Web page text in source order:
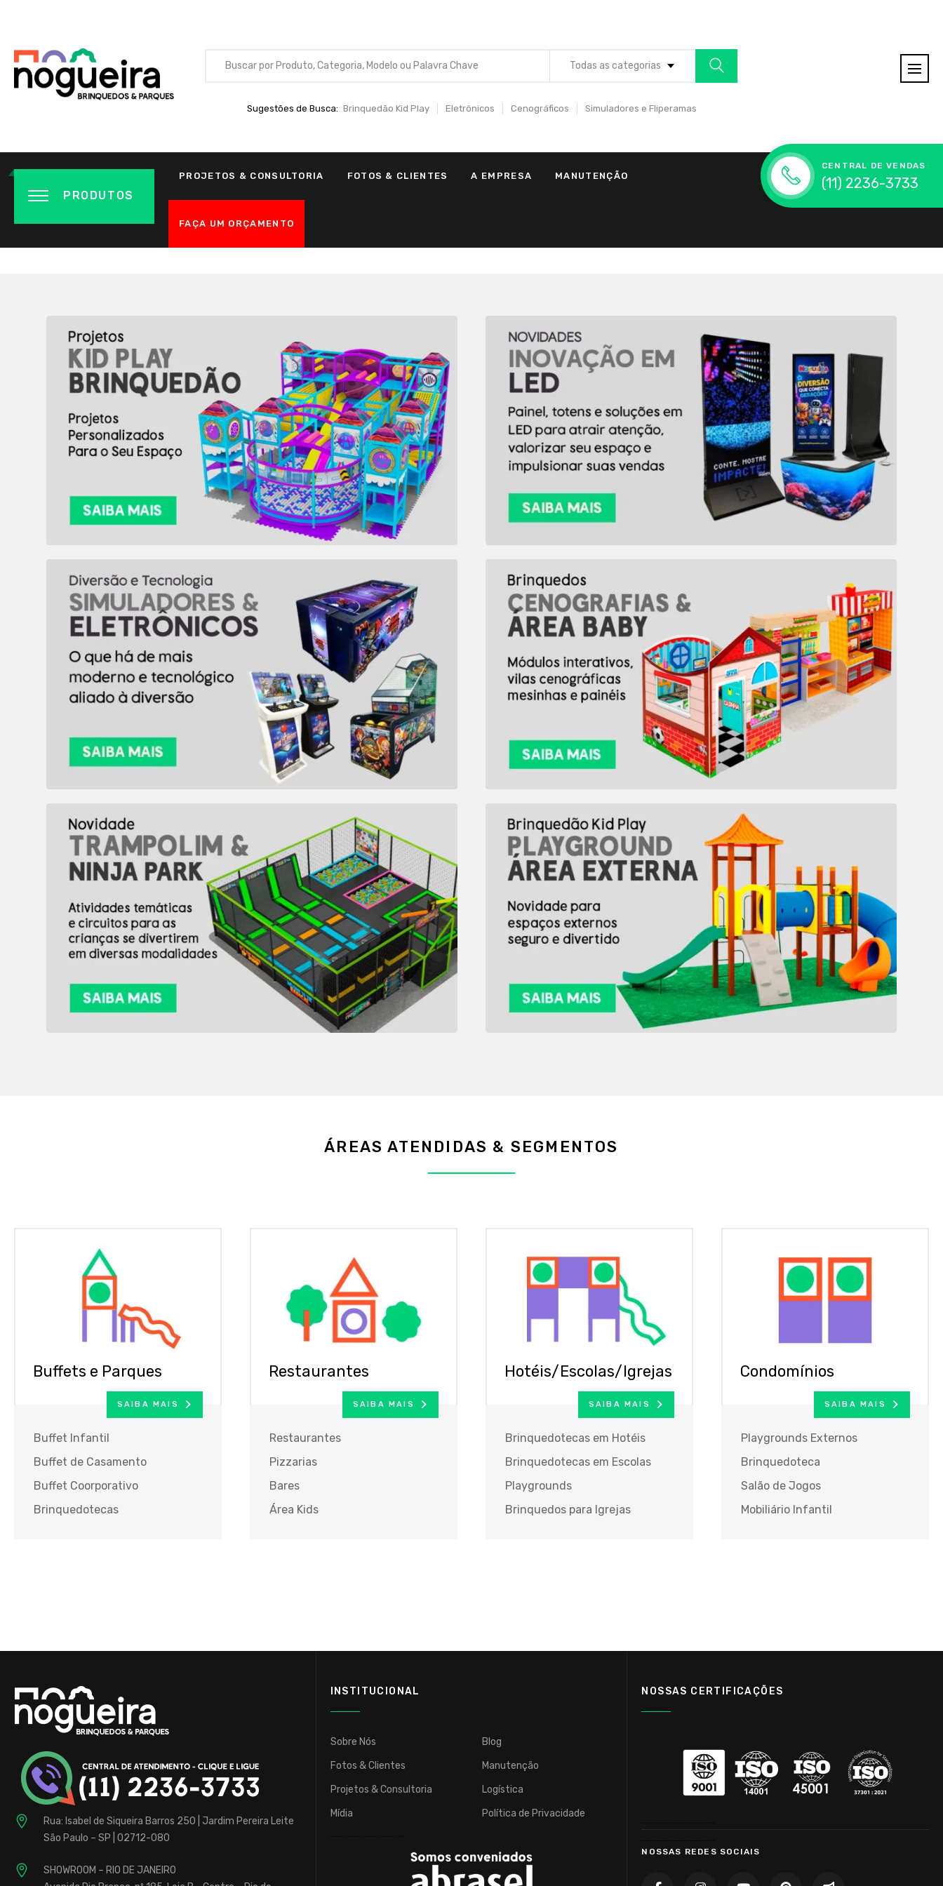
Todas as categorias
Sugestões de Busca: Brinquedão Kid Play Eletrônicos Cenográficos Simuladores e Fliperamas
PRODUTOS
PROJETOS & CONSULTORIA FOTOS & CLIENTES A EMPRESA MANUTENÇÃO
FAÇA UM ORÇAMENTO
CENTRAL DE VENDAS
(11) 2236-3733
ÁREAS ATENDIDAS & SEGMENTOS
Buffets e Parques
SAIBA MAIS
Buffet Infantil
Buffet de Casamento
Buffet Coorporativo
Brinquedotecas
Restaurantes
SAIBA MAIS
Restaurantes
Pizzarias
Bares
Área Kids
Hotéis/Escolas/Igrejas
SAIBA MAIS
Brinquedotecas em Hotéis
Brinquedotecas em Escolas
Playgrounds
Brinquedos para Igrejas
Condomínios
SAIBA MAIS
Playgrounds Externos
Brinquedoteca
Salão de Jogos
Mobiliário Infantil
para
Buffet
Infantil
Fábrica
localizada
Norte,
Rua: Isabel de Siqueira Barros 250 | Jardim Pereira Leite
São Paulo – SP | 02712-080
SHOWROOM – RIO DE JANEIRO
INSTITUCIONAL
Sobre Nós
Fotos & Clientes
Projetos & Consultoria
Mídia
Blog
Manutenção
Logística
Política de Privacidade
NOSSAS CERTIFICAÇÕES
NOSSAS REDES SOCIAIS